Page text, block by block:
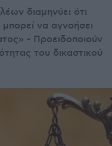
διαμηνύει ότι
να αγνοήσει
» - Προειδοποιούν
του δικαστικού